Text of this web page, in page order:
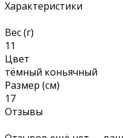
Характеристики
Вес (г)
11
Цвет
тёмный коньячный
Размер (см)
17
Отзывы